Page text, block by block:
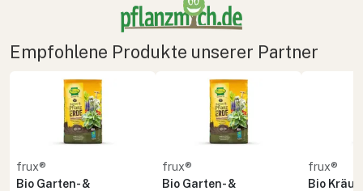
Empfohlene Produkte unserer Partner
frux®
Bio Garten- &
frux®
Bio Garten- &
frux®
Bio